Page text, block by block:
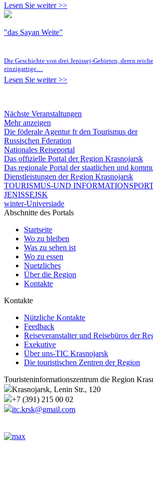
Lesen Sie weiter >>
"das Sayan Weite"
Die Geschichte von drei Jenissej-Gebieten, deren
einzigartige…
Lesen Sie weiter >>
Nächste Veranstaltungen
Mehr anzeigen
Die föderale Agentur fr den Tourismus der
Russischen Fderation
Nationales Reiseportal
Das offizielle Portal der Region Krasnojarsk
Das regionale Portal der staatlichen und
Dienstleistungen der Region Krasnojarsk
TOURISMUS-UND
JENISSEJSK
winter-Universiade
Abschnitte des Portals
Startseite
Wo zu bleiben
Was zu sehen ist
Wo zu essen
Nuetzliches
Über die Region
Kontakte
Kontakte
Nützliche Kontakte
Feedback
Reiseveranstalter und Reisebüros der
Exekutive
Über uns-TIC Krasnojarsk
Die touristischen Zentren der Region
Touristeninformationszentrum die Region
Krasnojarsk, Lenin Str., 120
+7 (391) 215 00 02
itc.krsk@gmail.com